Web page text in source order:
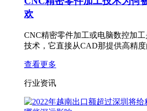
欢
CNC精密零件加工或电脑数控加
技术，它直接从CAD那提供高精
查看更多
行业资讯